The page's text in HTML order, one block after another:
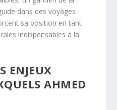
dans des voyages
sa position en tant
indispensables à la
ENJEUX
AHMED